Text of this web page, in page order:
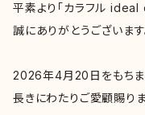
平素より「カラフル ideal
誠にありがとうございます
2026年4月20日をもちま
長きにわたりご愛顧賜り